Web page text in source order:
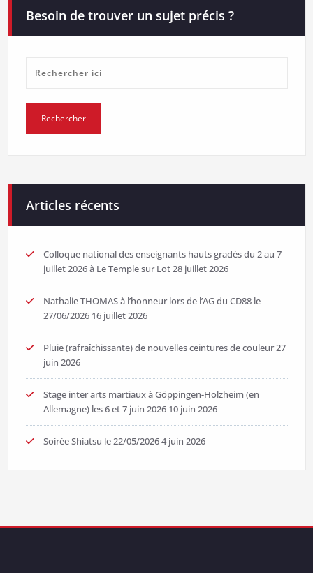
Besoin de trouver un sujet précis ?
Articles récents
Colloque national des enseignants hauts gradés du 2 au 7
juillet 2026 à Le Temple sur Lot28 juillet 2026
Nathalie THOMAS à l’honneur lors de l’AG du CD88 le
27/06/2026 16 juillet 2026
Pluie (rafraîchissante) de nouvelles ceintures de couleur27
juin 2026
Stage inter arts martiaux à Göppingen-Holzheim (en
Allemagne) les 6 et 7 juin 2026 10 juin 2026
Soirée Shiatsu le 22/05/20264 juin 2026